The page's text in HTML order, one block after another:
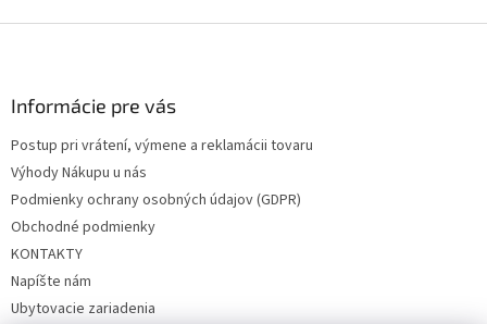
Informácie pre vás
Postup pri vrátení, výmene a reklamácii tovaru
Výhody Nákupu u nás
Podmienky ochrany osobných údajov (GDPR)
Obchodné podmienky
KONTAKTY
Napíšte nám
Ubytovacie zariadenia